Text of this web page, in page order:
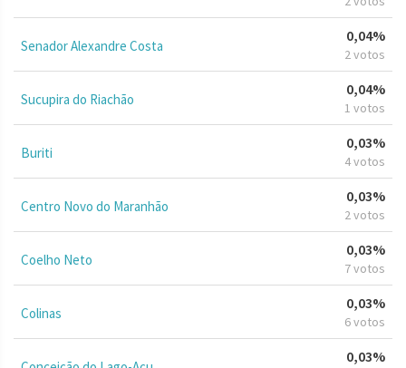
Senador Alexandre Costa
0,04%
2 votos
Sucupira do Riachão
0,04%
1 votos
Buriti
0,03%
4 votos
Centro Novo do Maranhão
0,03%
2 votos
Coelho Neto
0,03%
7 votos
Colinas
0,03%
6 votos
0,03%